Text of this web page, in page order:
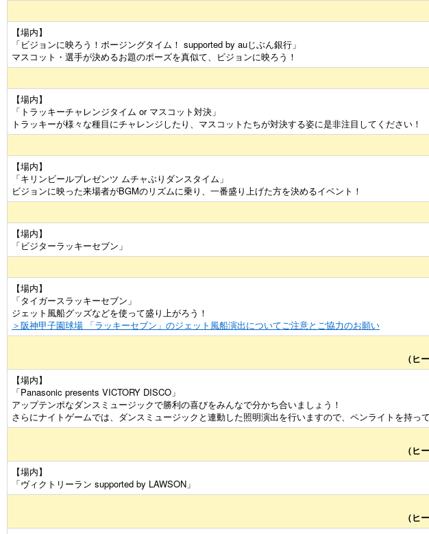
【場内】
「ビジョンに映ろう！ポージングタイム！ supported by auじぶん銀行」
マスコット・選手が決めるお題のポーズを真似て、ビジョンに映ろう！
【場内】
「トラッキーチャレンジタイム or マスコット対決」
トラッキーが様々な種目にチャレンジしたり、マスコットたちが対決する姿に是非注目してください！
【場内】
「キリンビールプレゼンツ ムチャぶりダンスタイム」
ビジョンに映った来場者がBGMのリズムに乗り、一番盛り上げた方を決めるイベント！
【場内】
「ビジターラッキーセブン」
【場内】
「タイガースラッキーセブン」
ジェット風船グッズなどを使って盛り上がろう！
＞阪神甲子園球場 「ラッキーセブン」のジェット風船演出についてご注意とご協力のお願い
（ヒ
【場内】
「Panasonic presents VICTORY DISCO」
アップテンポなダンスミュージックで勝利の喜びをみんなで分かち合いましょう！
さらにナイトゲームでは、ダンスミュージックと連動した照明演出を行いますので、ペンライトを持っ
（ヒ
【場内】
「ヴィクトリーラン supported by LAWSON」
（ヒ